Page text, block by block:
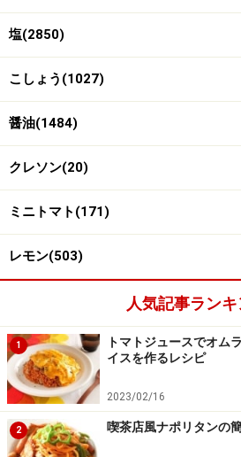
3
フライパンを強火にかけ、肉
フライパンを強火にかけ、牛脂を
きだします。 肉を入れ、そのまま
塩(2850)
こしょう(1027)
醤油(1484)
クレソン(20)
ミニトマト(171)
レモン(503)
人気記事ラン
1
トマトジュースでオム
イスを作るレシピ
2023/02/16
2 喫茶店風ナポリタンの